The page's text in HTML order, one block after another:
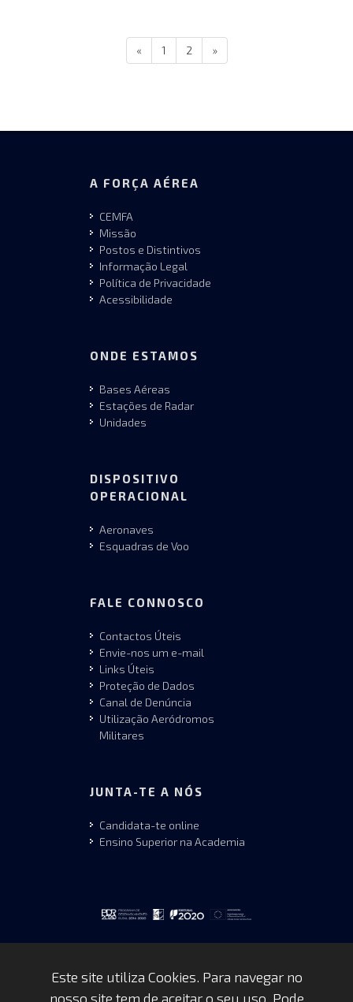
« 1 2 »
A FORÇA AÉREA
CEMFA
Missão
Postos e Distintivos
Informação Legal
Política de Privacidade
Acessibilidade
ONDE ESTAMOS
Bases Aéreas
Estações de Radar
Unidades
DISPOSITIVO
OPERACIONAL
Aeronaves
Esquadras de Voo
FALE CONNOSCO
Contactos Úteis
Envie-nos um e-mail
Links Úteis
Proteção de Dados
Canal de Denúncia
Utilização Aeródromos
Militares
JUNTA-TE A NÓS
Candidata-te online
Ensino Superior na Academia
Este site utiliza Cookies. Para navegar no
nosso site tem de aceitar o seu uso. Pode